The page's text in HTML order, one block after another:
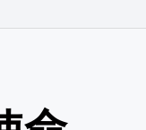
価値観